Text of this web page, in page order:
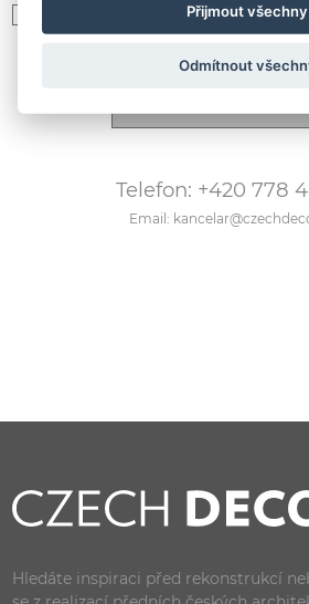
Souhlasím se zpracovánímosobních
Telefon: +420 778
Email:
Hledáte inspiraci před rekonstrukcí
Přijmout všechny
Odmítnout